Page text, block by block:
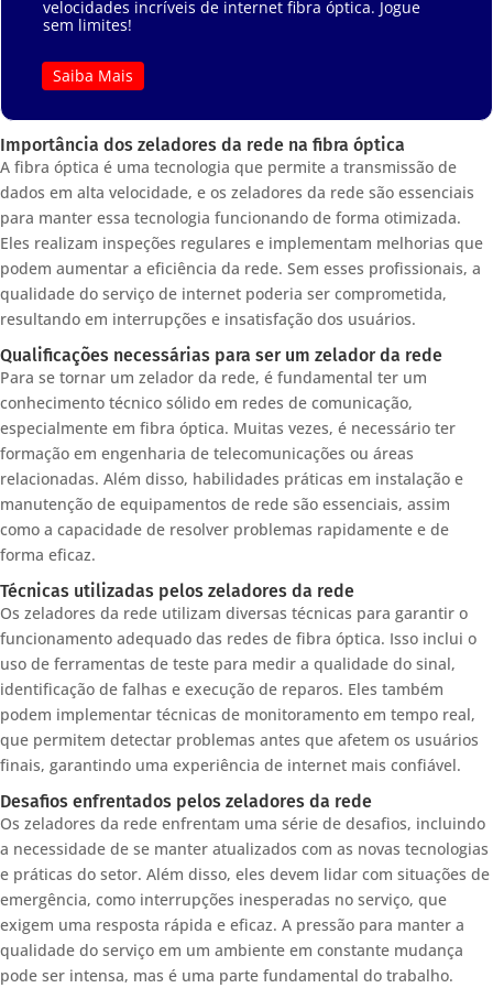
velocidades incríveis de internet fibra óptica. Jogue
sem limites!
Saiba Mais
Importância dos zeladores da rede na fibra óptica
A fibra óptica é uma tecnologia que permite a transmissão de
dados em alta velocidade, e os zeladores da rede são essenciais
para manter essa tecnologia funcionando de forma otimizada.
Eles realizam inspeções regulares e implementam melhorias que
podem aumentar a eficiência da rede. Sem esses profissionais, a
qualidade do serviço de internet poderia ser comprometida,
resultando em interrupções e insatisfação dos usuários.
Qualificações necessárias para ser um zelador da rede
Para se tornar um zelador da rede, é fundamental ter um
conhecimento técnico sólido em redes de comunicação,
especialmente em fibra óptica. Muitas vezes, é necessário ter
formação em engenharia de telecomunicações ou áreas
relacionadas. Além disso, habilidades práticas em instalação e
manutenção de equipamentos de rede são essenciais, assim
como a capacidade de resolver problemas rapidamente e de
forma eficaz.
Técnicas utilizadas pelos zeladores da rede
Os zeladores da rede utilizam diversas técnicas para garantir o
funcionamento adequado das redes de fibra óptica. Isso inclui o
uso de ferramentas de teste para medir a qualidade do sinal,
identificação de falhas e execução de reparos. Eles também
podem implementar técnicas de monitoramento em tempo real,
que permitem detectar problemas antes que afetem os usuários
finais, garantindo uma experiência de internet mais confiável.
Desafios enfrentados pelos zeladores da rede
Os zeladores da rede enfrentam uma série de desafios, incluindo
a necessidade de se manter atualizados com as novas tecnologias
e práticas do setor. Além disso, eles devem lidar com situações de
emergência, como interrupções inesperadas no serviço, que
exigem uma resposta rápida e eficaz. A pressão para manter a
qualidade do serviço em um ambiente em constante mudança
pode ser intensa, mas é uma parte fundamental do trabalho.